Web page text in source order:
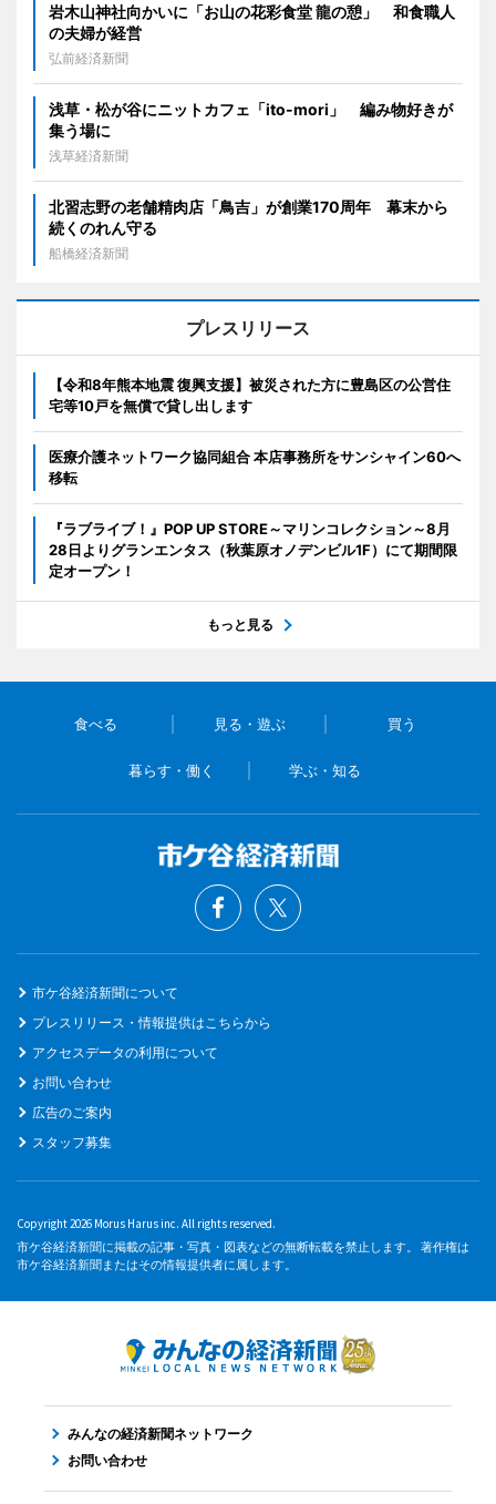
岩木山神社向かいに「お山の花彩食堂 龍の憩」 和食職人
の夫婦が経営
弘前経済新聞
浅草・松が谷にニットカフェ「ito-mori」 編み物好きが
集う場に
浅草経済新聞
北習志野の老舗精肉店「鳥吉」が創業170周年 幕末から
続くのれん守る
船橋経済新聞
プレスリリース
【令和8年熊本地震 復興支援】被災された方に豊島区の公営住
宅等10戸を無償で貸し出します
医療介護ネットワーク協同組合 本店事務所をサンシャイン60へ
移転
『ラブライブ！』POP UP STORE～マリンコレクション～8月
28日よりグランエンタス（秋葉原オノデンビル1F）にて期間限
定オープン！
もっと見る
食べる 見る・遊ぶ 買う
暮らす・働く 学ぶ・知る
市ケ谷経済新聞について
プレスリリース・情報提供はこちらから
アクセスデータの利用について
お問い合わせ
広告のご案内
スタッフ募集
Copyright 2026 Morus Harus inc. All rights reserved.
市ケ谷経済新聞に掲載の記事・写真・図表などの無断転載を禁止します。 著作権は
市ケ谷経済新聞またはその情報提供者に属します。
みんなの経済新聞ネットワーク
お問い合わせ